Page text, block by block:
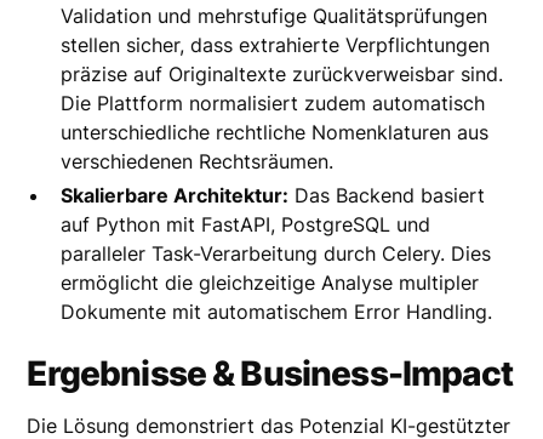
Validation und mehrstufige Qualitätsprüfungen
stellen sicher, dass extrahierte Verpflichtungen
präzise auf Originaltexte zurückverweisbar sind.
Die Plattform normalisiert zudem automatisch
unterschiedliche rechtliche Nomenklaturen aus
verschiedenen Rechtsräumen.
Skalierbare Architektur: Das Backend basiert
auf Python mit FastAPI, PostgreSQL und
paralleler Task-Verarbeitung durch Celery. Dies
ermöglicht die gleichzeitige Analyse multipler
Dokumente mit automatischem Error Handling.
Ergebnisse & Business-Impact
Die Lösung demonstriert das Potenzial KI-gestützter